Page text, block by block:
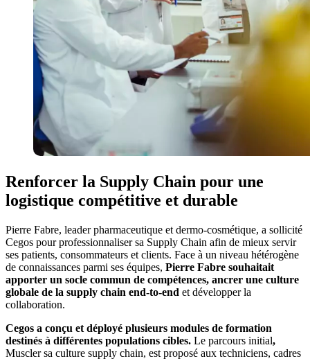
Renforcer la Supply Chain pour une
logistique compétitive et durable
Pierre Fabre, leader pharmaceutique et dermo-cosmétique, a sollicité
Cegos pour professionnaliser sa Supply Chain afin de mieux servir
ses patients, consommateurs et clients. Face à un niveau hétérogène
de connaissances parmi ses équipes, Pierre Fabre souhaitait
apporter un socle commun de compétences, ancrer une culture
globale de la supply chain end-to-end et développer la
collaboration.
Cegos a conçu et déployé plusieurs modules de formation
destinés à différentes populations cibles. Le parcours initial,
Muscler sa culture supply chain, est proposé aux techniciens, cadres